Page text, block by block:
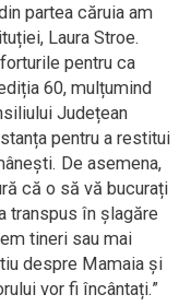
partea căruia am
Laura Stroe.
pentru ca
60, mulțumind
Județean
pentru a restitui
De asemena,
că o să vă bucurați
transpus în șlagăre
tineri sau mai
despre Mamaia și
vor fi încântați.”